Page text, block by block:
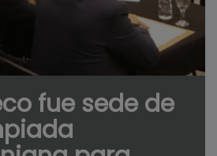
fue sede de